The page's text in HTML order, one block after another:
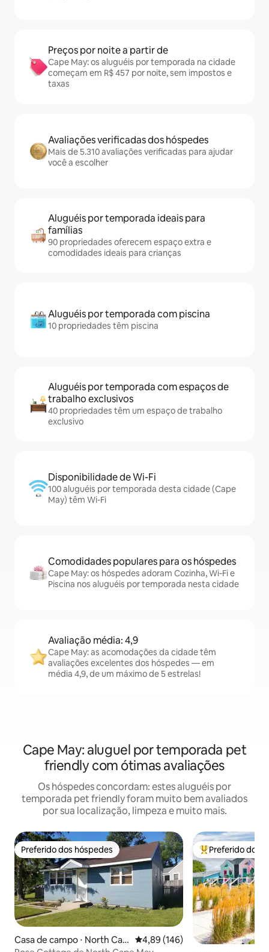
Preços por noite a partir de
Cape May: os aluguéis por temporada na cidade
começam em R$ 457 por noite, sem impostos e
taxas
Avaliações verificadas dos hóspedes
Mais de 5.310 avaliações verificadas para ajudar
você a escolher
Aluguéis por temporada ideais para
famílias
90 propriedades oferecem espaço extra e
comodidades ideais para crianças
Aluguéis por temporada com piscina
10 propriedades têm piscina
Aluguéis por temporada com espaços de
trabalho exclusivos
40 propriedades têm um espaço de trabalho
exclusivo
Disponibilidade de Wi-Fi
100 aluguéis por temporada desta cidade (Cape
May) têm Wi-Fi
Comodidades populares para os hóspedes
Cape May: os hóspedes adoram Cozinha, Wi-Fi e
Piscina nos aluguéis por temporada nesta cidade
Avaliação média: 4,9
Cape May: as acomodações da cidade têm
avaliações excelentes dos hóspedes — em
média 4,9, de um máximo de 5 estrelas!
Cape May: aluguel por temporada pet
friendly com ótimas avaliações
Os hóspedes concordam: estes aluguéis por
temporada pet friendly foram muito bem avaliados
por sua localização, limpeza e muito mais.
Preferido dos hóspedes
Preferido dos hóspedes
Casa de campo ⋅ North Cap
4,89 de uma avaliação média de
4,89 (146)
Entre os
Preferido dos